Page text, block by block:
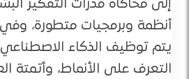
إلى محاكاة قدرات التفكير
أنظمة وبرمجيات متطورة، وفي
يتم توظيف الذكاء الاصطناعي
التعرف على الأنماط، وأتمتة